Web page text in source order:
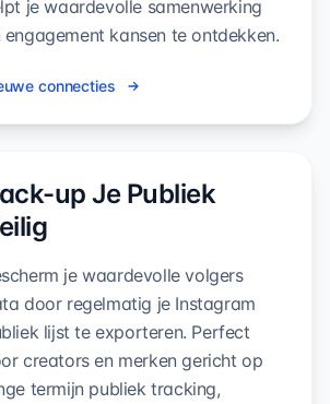
je waardevolle samenwerking
engagement kansen te ontdekken.
connecties
up Je Publiek
je waardevolle volgers
door regelmatig je Instagram
lijst te exporteren. Perfect
creators en merken gericht op
termijn publiek tracking,